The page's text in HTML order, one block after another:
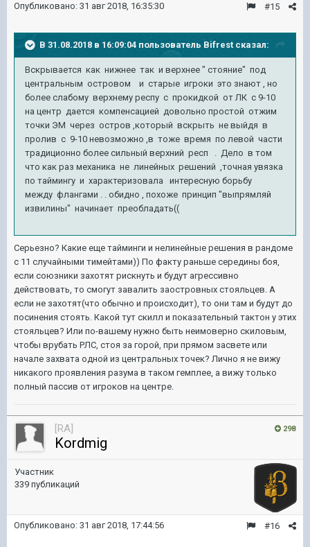
#15
Опубликовано: 31 авг 2018, 16:35:30
В 31.08.2018 в 16:09:04 пользователь Bifrest сказал:
Вскрывается как нижнее так и верхнее " стояние" под
центральным островом и старые игроки это знают , но
более слабому верхнему респу с прокидкой от ЛК с 9-10
на центр дается компенсацией довольно простой отжим
точки ЭМ через остров ,который вскрыть не выйдя в
пролив с 9-10 невозможно ,в тоже время по левой части
традиционно более сильный верхний респ . Дело в том
что как раз механика не линейных решений ,точная увязка
по таймингу и характеризовала интересную борьбу
между флангами . . обидно , похоже принцип "выпрямляй
извилины" начинает преобладать((
Серьезно? Какие еще тайминги и нелинейные решения в рандоме
с 11 случайными тимейтами)) По факту раньше середины боя,
если союзники захотят рискнуть и будут агрессивно
действовать, то смогут завалить заостровных стояльцев. А
если не захотят(что обычно и происходит), то они там и будут до
посинения стоять. Какой тут скилл и показательный тактон у этих
стояльцев? Или по-вашему нужно быть неимоверно скиловым,
чтобы врубать РЛС, стоя за горой, при прямом засвете или
начале захвата одной из центральных точек? Лично я не вижу
никакого проявления разума в таком гемплее, а вижу только
полный пассив от игроков на центре.
298
[RA]
Kordmig
Участник
339 публикаций
#16
Опубликовано: 31 авг 2018, 17:44:56